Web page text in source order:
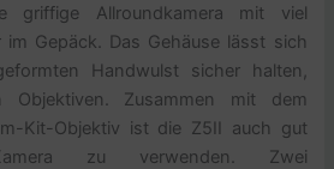
griffige Allroundkamera mit viel
Gepäck. Das Gehäuse lässt sich
Handwulst sicher halten,
Objektiven. Zusammen mit dem
Kit-Objektiv ist die Z5II auch gut
zu verwenden. Zwei